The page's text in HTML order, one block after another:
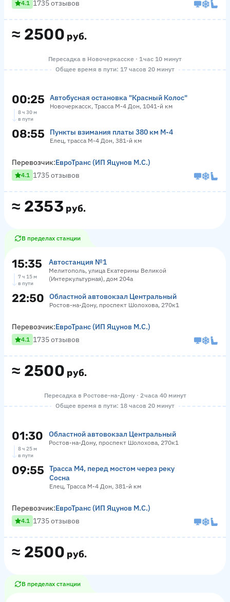
≈ 2500 руб.
4.1 1735 отзывов
Пересадка в Новочеркасске · 1 час 10 минут
Общее время в пути: 17 часов 20 минут
00:25 Автобусная остановка "Красный Колос"
Новочеркасск, Трасса М-4 Дон, 1041-й км
8 ч 30 м
в пути
08:55 Пункты взимания платы 380 км М-4
Елец, трасса М-4 Дон, 381-й км
≈ 2353 руб.
Перевозчик:ЕвроТранс (ИП Яцунов М.С.)
4.1 1735 отзывов
В пределах станции
15:35 Автостанция №1
Мелитополь, улица Екатерины Великой
(Интеркультурная), дом 204а
7 ч 15 м
в пути
22:50 Областной автовокзал Центральный
Ростов-на-Дону, проспект Шолохова, 270к1
≈ 2500 руб.
Перевозчик:ЕвроТранс (ИП Яцунов М.С.)
4.1 1735 отзывов
Пересадка в Ростове-на-Дону · 2 часа 40 минут
Общее время в пути: 18 часов 20 минут
01:30 Областной автовокзал Центральный
Ростов-на-Дону, проспект Шолохова, 270к1
8 ч 25 м
в пути
09:55
Трасса М4, перед мостом через реку
Сосна
Елец, Трасса М-4 Дон, 381-й км
≈ 2500 руб.
Перевозчик:ЕвроТранс (ИП Яцунов М.С.)
4.1 1735 отзывов
В пределах станции